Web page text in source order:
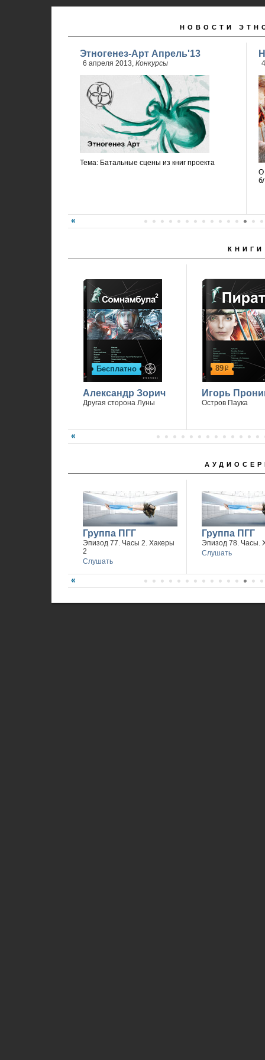
НОВОСТИ
Этногенез-Арт Апрель'13
6 апреля 2013, Конкурсы
Тема: Батальные сцены из книг проекта
О
КНИГИ
Бесплатно
Александр Зорич
Другая сторона Луны
89р
Игорь
Остров Паука
Группа ПГГ
Эпизод 77. Часы 2. Хакеры
2
Слушать
Группа ПГГ
Эпизод 78. Часы.
Слушать